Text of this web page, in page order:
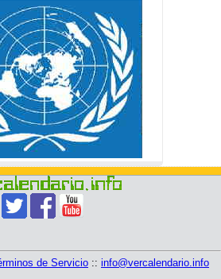
de Servicio :: info@vercalendario.info